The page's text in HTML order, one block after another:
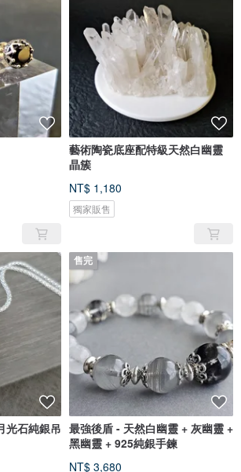
藝術陶瓷底座配特級天然白幽靈
晶簇
NT$ 1,180
獨家販售
光石純銀吊
售完
最強後盾 - 天然白幽靈 + 灰幽靈 +
黑幽靈 + 925純銀手鍊
NT$ 3,680